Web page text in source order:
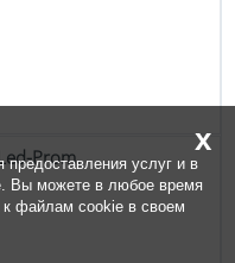
Prom. x
услуг и в
Вы можете в любое время
к файлам cookie в своем